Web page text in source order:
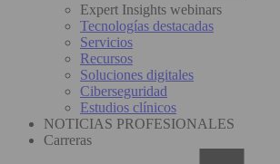
Expert Insights webinars
Tecnologías destacadas
Servicios
Recursos
Soluciones digitales
Ciberseguridad
Estudios clínicos
NOTICIAS PROFESIONALES
Carreras